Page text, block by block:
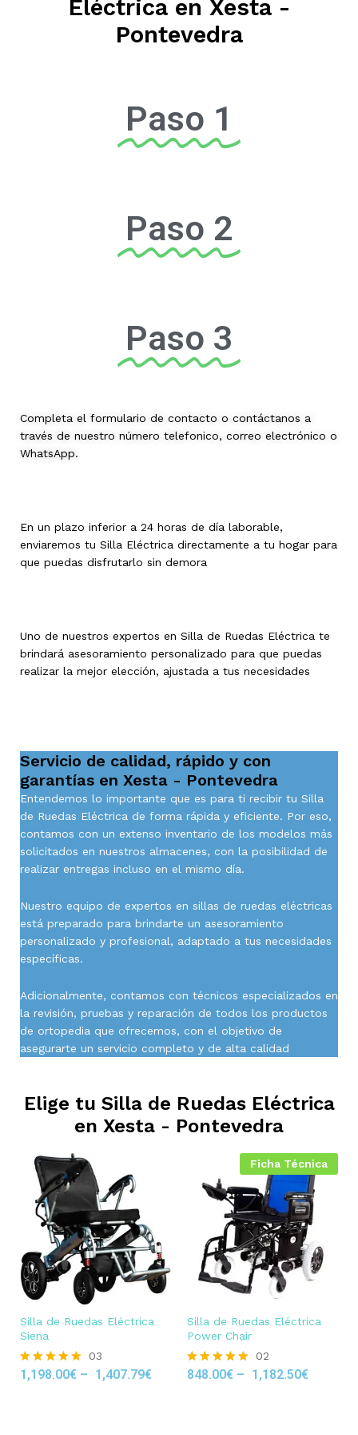
Eléctrica en Xesta -
Pontevedra
Paso 1
Paso 2
Paso 3
Completa el formulario de contacto o contáctanos a
través de nuestro número telefonico, correo electrónico o
WhatsApp.
En un plazo inferior a 24 horas de día laborable,
enviaremos tu Silla Eléctrica directamente a tu hogar para
que puedas disfrutarlo sin demora
Uno de nuestros expertos en Silla de Ruedas Eléctrica te
brindará asesoramiento personalizado para que puedas
realizar la mejor elección, ajustada a tus necesidades
Servicio de calidad, rápido y con
garantías en Xesta - Pontevedra
Entendemos lo importante que es para ti recibir tu Silla
de Ruedas Eléctrica de forma rápida y eficiente. Por eso,
contamos con un extenso inventario de los modelos más
solicitados en nuestros almacenes, con la posibilidad de
realizar entregas incluso en el mismo día.
Nuestro equipo de expertos en sillas de ruedas eléctricas
está preparado para brindarte un asesoramiento
personalizado y profesional, adaptado a tus necesidades
específicas.
Adicionalmente, contamos con técnicos especializados en
la revisión, pruebas y reparación de todos los productos
de ortopedia que ofrecemos, con el objetivo de
asegurarte un servicio completo y de alta calidad
Elige tu Silla de Ruedas Eléctrica
en Xesta - Pontevedra
Silla de Ruedas Eléctrica
Siena
Rated
03
1,198.00€ – 1,407.79€
Ficha Técnica
Silla de Ruedas Eléctrica
Power Chair
Rated
02
848.00€ – 1,182.50€